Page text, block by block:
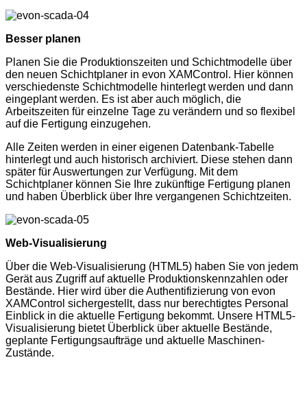
Besser planen
Planen Sie die Produktionszeiten und Schichtmodelle über
den neuen Schichtplaner in evon XAMControl. Hier können
verschiedenste Schichtmodelle hinterlegt werden und dann
eingeplant werden. Es ist aber auch möglich, die
Arbeitszeiten für einzelne Tage zu verändern und so flexibel
auf die Fertigung einzugehen.
Alle Zeiten werden in einer eigenen Datenbank-Tabelle
hinterlegt und auch historisch archiviert. Diese stehen dann
später für Auswertungen zur Verfügung. Mit dem
Schichtplaner können Sie Ihre zukünftige Fertigung planen
und haben Überblick über Ihre vergangenen Schichtzeiten.
Web-Visualisierung
Über die Web-Visualisierung (HTML5) haben Sie von jedem
Gerät aus Zugriff auf aktuelle Produktionskennzahlen oder
Bestände. Hier wird über die Authentifizierung von evon
XAMControl sichergestellt, dass nur berechtigtes Personal
Einblick in die aktuelle Fertigung bekommt. Unsere HTML5-
Visualisierung bietet Überblick über aktuelle Bestände,
geplante Fertigungsaufträge und aktuelle Maschinen-
Zustände.